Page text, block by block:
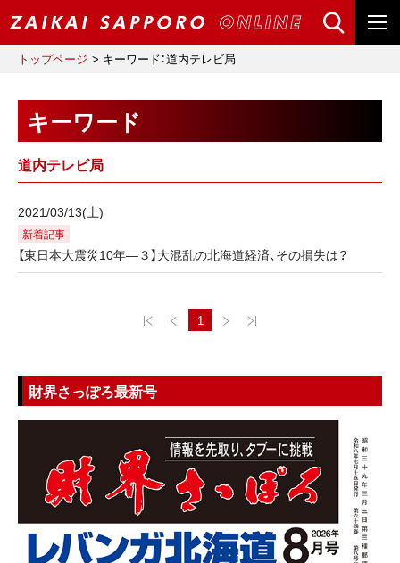
トップページ キーワード：道内テレビ局
キーワード
道内テレビ局
2021/03/13(土)
新着記事
【東日本大震災10年―３】大混乱の北海道経済、その損失は？
1
財界さっぽろ最新号